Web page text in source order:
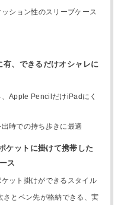
ション性のスリーブケース
、できるだけオシャレに
Apple PencilだけiPadにく
時での持ち歩きに最適
ケットに掛けて携帯した
ス
ット掛けができるスタイル
さとペン先が格納できる、実